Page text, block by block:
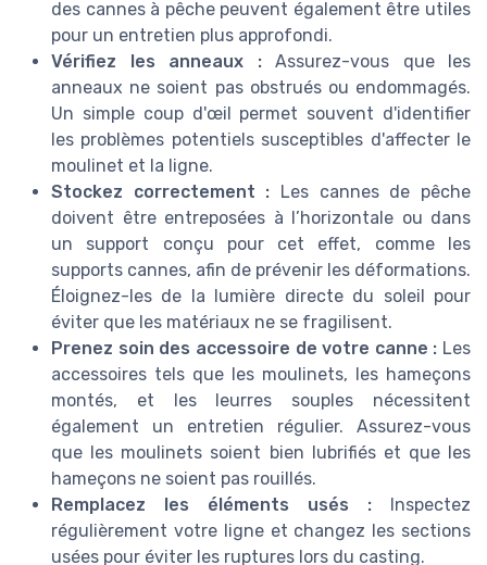
des cannes à pêche peuvent également être utiles
pour un entretien plus approfondi.
Vérifiez les anneaux :Assurez-vous que les
anneaux ne soient pas obstrués ou endommagés.
Un simple coup d'œil permet souvent d'identifier
les problèmes potentiels susceptibles d'affecter le
moulinet et la ligne.
Stockez correctement : Les cannes de pêche
doivent être entreposées à l’horizontale ou dans
un support conçu pour cet effet, comme les
supports cannes, afin de prévenir les déformations.
Éloignez-les de la lumière directe du soleil pour
éviter que les matériaux ne se fragilisent.
Prenez soin des accessoire de votre canne : Les
accessoires tels que les moulinets, les hameçons
montés, et les leurres souples nécessitent
également un entretien régulier. Assurez-vous
que les moulinets soient bien lubrifiés et que les
hameçons ne soient pas rouillés.
Remplacez les éléments usés : Inspectez
régulièrement votre ligne et changez les sections
usées pour éviter les ruptures lors du casting.